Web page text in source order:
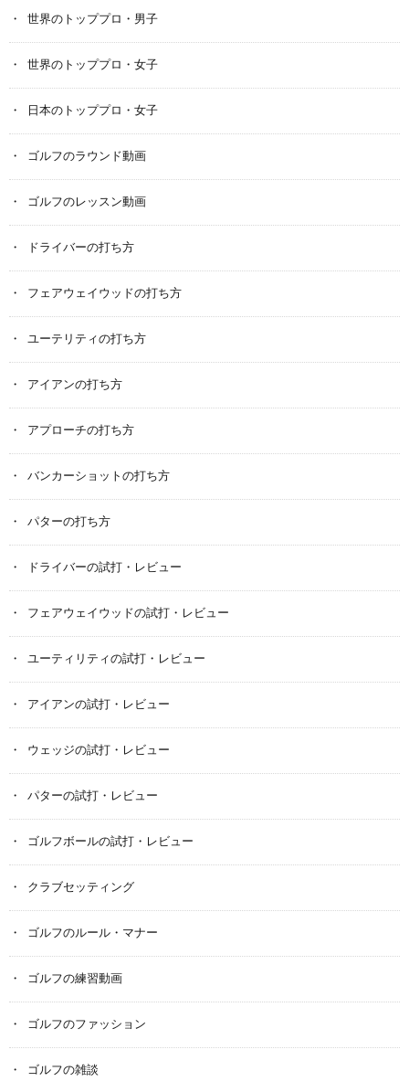
世界のトッププロ・男子
世界のトッププロ・女子
日本のトッププロ・女子
ゴルフのラウンド動画
ゴルフのレッスン動画
ドライバーの打ち方
フェアウェイウッドの打ち方
ユーテリティの打ち方
アイアンの打ち方
アプローチの打ち方
バンカーショットの打ち方
パターの打ち方
ドライバーの試打・レビュー
フェアウェイウッドの試打・レビュー
ユーティリティの試打・レビュー
アイアンの試打・レビュー
ウェッジの試打・レビュー
パターの試打・レビュー
ゴルフボールの試打・レビュー
クラブセッティング
ゴルフのルール・マナー
ゴルフの練習動画
ゴルフのファッション
ゴルフの雑談